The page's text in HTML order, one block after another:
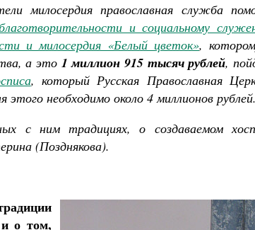
милосердия православная служба
и социальному
и милосердия «Белый цветок»,
а это 1 миллион 915 тысяч рублей,
, который Русская Православная
этого необходимо около 4 миллионов рублей.
с ним традициях, о создаваемом
(Позднякова).
о том,
Научись у